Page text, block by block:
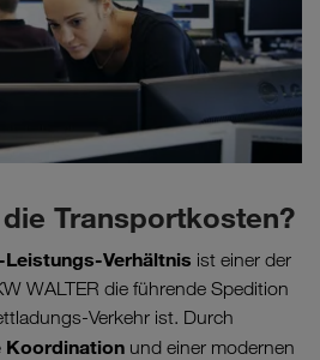
Transportkosten?
Verhältnis ist einer der
WALTER die führende Spedition
Verkehr ist. Durch
Koordination und einer modernen